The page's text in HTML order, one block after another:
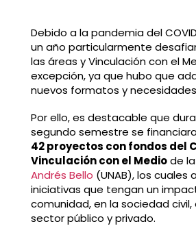
Debido a la pandemia del
un año particularmente
las áreas y Vinculación con el
excepción, ya que hubo que
nuevos formatos y
Por ello, es destacable que
segundo semestre se
42 proyectos con fondos del
Vinculación con el Mediode la
Andrés Bello (UNAB), los cuales
iniciativas que tengan un
comunidad, en la sociedad
sector público y privado.